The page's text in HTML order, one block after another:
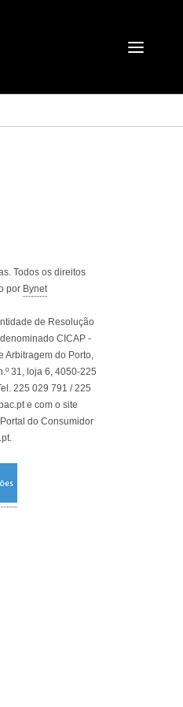
Todos os direitos
por Bynet
de Resolução
CICAP -
Arbitragem do Porto,
31, loja 6, 4050-225
225 029 791 / 225
e com o site
do Consumidor